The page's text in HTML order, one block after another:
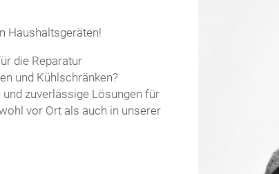
Haushaltsgeräten!
die Reparatur
und Kühlschränken?
zuverlässige Lösungen für
vor Ort als auch in unserer